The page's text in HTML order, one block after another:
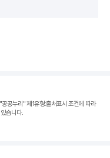
공공누리"제1유형:출처표시 조건에 따라
습니다.